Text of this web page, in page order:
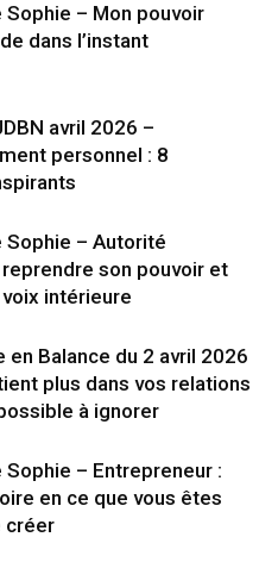
Sophie – Mon pouvoir
dans l’instant
avril 2026 –
personnel : 8
Sophie – Autorité
son pouvoir et
intérieure
en Balance du 2 avril 2026
plus dans vos relations
à ignorer
Sophie – Entrepreneur :
en ce que vous êtes
créer